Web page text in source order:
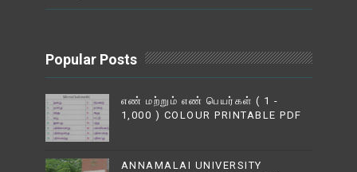
Popular Posts
எண் மற்றும் எண் பெயர்கள் ( 1 -
1,000 ) COLOUR PRINTABLE PDF
ANNAMALAI UNIVERSITY